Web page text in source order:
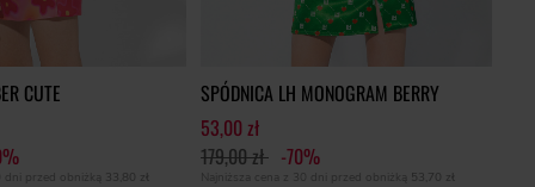
CUTE
dni przed obniżką 33,80 zł
SPÓDNICA LH MONOGRAM BERRY
53,00 zł
179,00 zł -70%
Najniższa cena z 30 dni przed obniżką 53,70 zł